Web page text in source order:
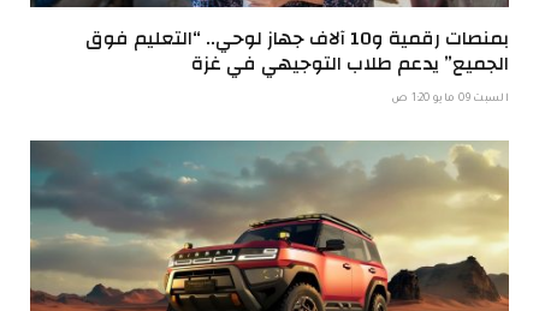
بمنصات رقمية و10 آلاف جهاز لوحي.. “التعليم فوق
الجميع” يدعم طلاب التوجيهي في غزة
السبت 09 مايو 1:20 ص